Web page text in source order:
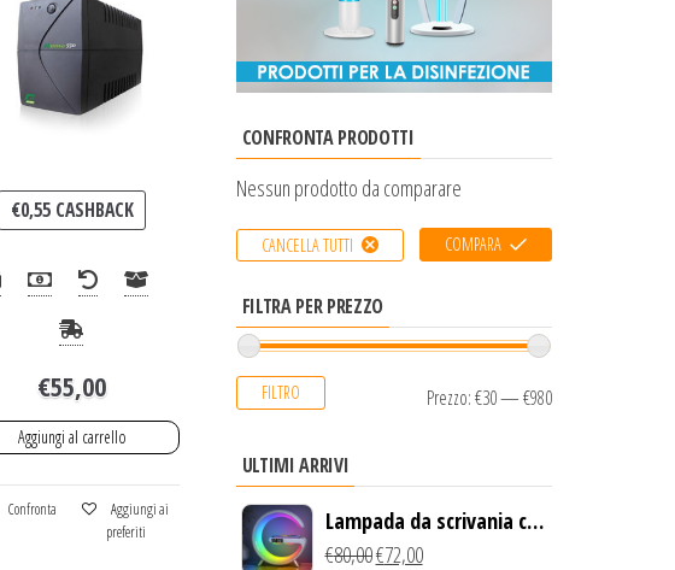
€0,55CASHBACK
€55,00
Aggiungi al carrello
Confronta
Aggiungi ai
preferiti
CONFRONTA PRODOTTI
Nessun prodotto da comparare
CANCELLA TUTTI COMPARA
FILTRA PER PREZZO
FILTRO Prezzo:€30—€980
ULTIMI ARRIVI
Lampada da scrivania con
luce LED e ricarica
€80,00€72,00